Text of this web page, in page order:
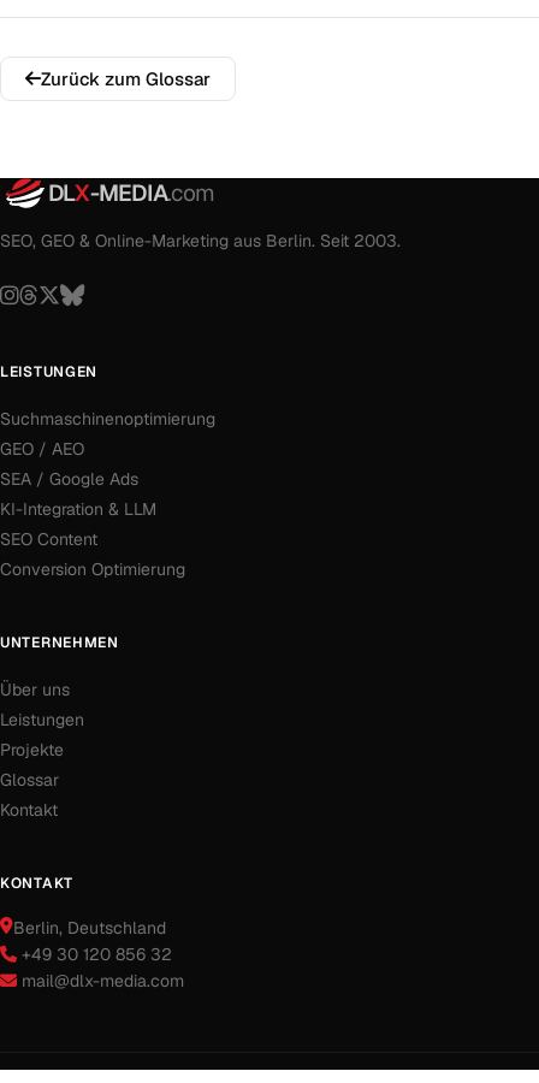
Zurück zum Glossar
DLX-MEDIA.com
SEO, GEO & Online-Marketing aus Berlin. Seit 2003.
LEISTUNGEN
Suchmaschinenoptimierung
GEO / AEO
SEA / Google Ads
KI-Integration & LLM
SEO Content
Conversion Optimierung
UNTERNEHMEN
Über uns
Leistungen
Projekte
Glossar
Kontakt
KONTAKT
Berlin, Deutschland
+49 30 120 856 32
mail@dlx-media.com